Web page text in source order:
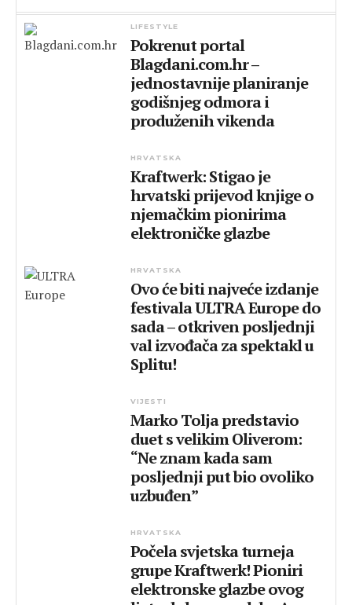
LIFESTYLE
Pokrenut portal
Blagdani.com.hr –
jednostavnije planiranje
godišnjeg odmora i
produženih vikenda
HRVATSKA
Kraftwerk: Stigao je
hrvatski prijevod knjige o
njemačkim pionirima
elektroničke glazbe
HRVATSKA
Ovo će biti najveće izdanje
festivala ULTRA Europe do
sada – otkriven posljednji
val izvođača za spektakl u
Splitu!
VIJESTI
Marko Tolja predstavio
duet s velikim Oliverom:
“Ne znam kada sam
posljednji put bio ovoliko
uzbuđen”
HRVATSKA
Počela svjetska turneja
grupe Kraftwerk! Pioniri
elektronske glazbe ovog